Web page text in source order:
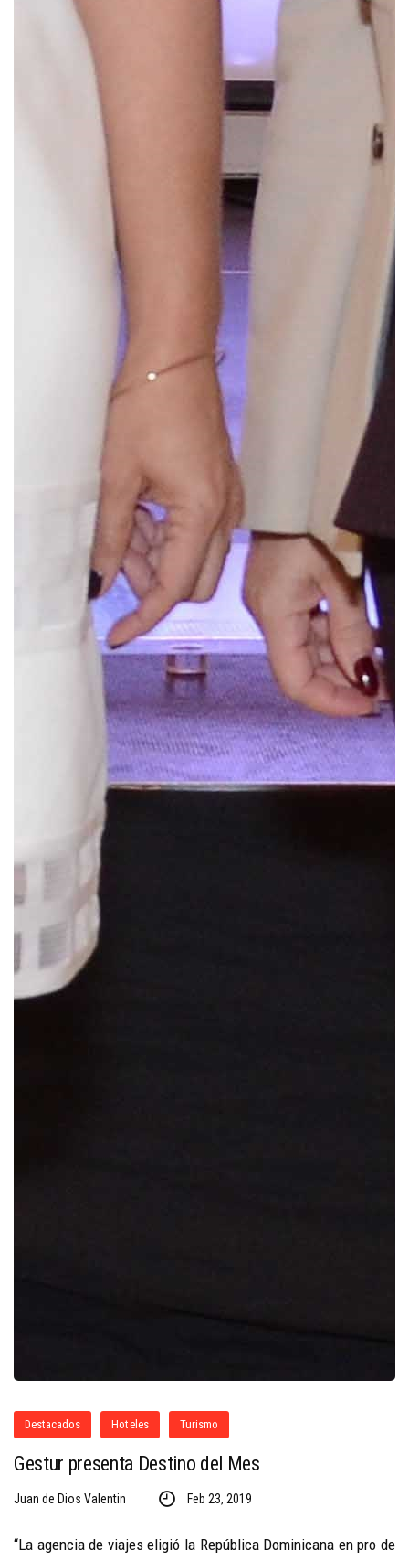
Destacados Hoteles Turismo
Gestur presenta Destino del Mes
Juan de Dios Valentin Feb 23, 2019
“La agencia de viajes eligió la República Dominicana en pro de